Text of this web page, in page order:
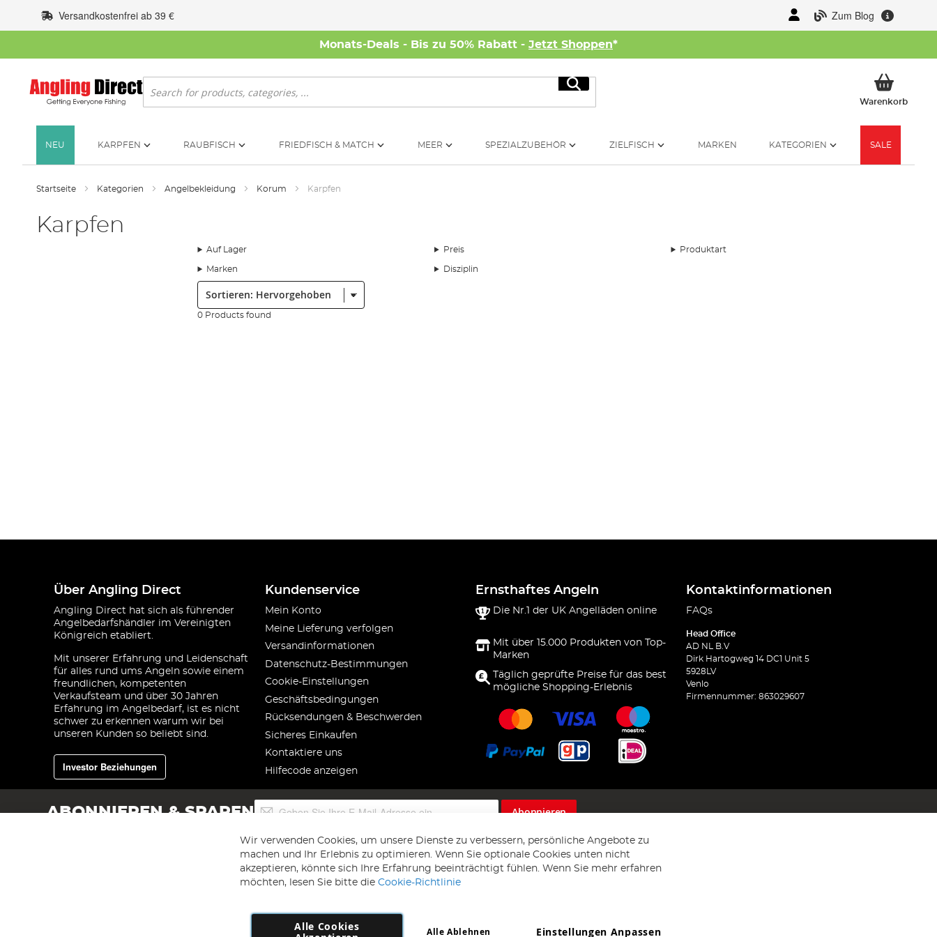
Inhalt
springen
Zum Blog
Versandkostenfrei ab 39 €
Monats-Deals - Bis zu 50% Rabatt - Jetzt Shoppen*
Suche
Suche
WarenkorbMein
NEU KARPFEN RAUBFISCH FRIEDFISCH & MATCH MEER SPEZIALZUBEHÖR ZIELFISCH MARKEN KATEGORIEN SALE
Startseite Kategorien Angelbekleidung Korum Karpfen
Karpfen
Auf Lager Preis Produktart
Marken Disziplin
Sortieren:
0 Products found
Über Angling Direct
Angling Direct hat sich als führender
Angelbedarfshändler im Vereinigten
Königreich etabliert.
Mit unserer Erfahrung und Leidenschaft
für alles rund ums Angeln sowie einem
freundlichen, kompetenten
Verkaufsteam und über 30 Jahren
Erfahrung im Angelbedarf, ist es nicht
schwer zu erkennen warum wir bei
unseren Kunden so beliebt sind.
Investor Beziehungen
Kundenservice
Mein Konto
Meine Lieferung verfolgen
Versandinformationen
Datenschutz-Bestimmungen
Cookie-Einstellungen
Geschäftsbedingungen
Rücksendungen & Beschwerden
Sicheres Einkaufen
Kontaktiere uns
Hilfecode anzeigen
Ernsthaftes Angeln
Die Nr.1 der UK Angelläden online
Mit über 15.000 Produkten von Top-
Marken
Täglich geprüfte Preise für das best
mögliche Shopping-Erlebnis
Kontaktinformationen
FAQs
Head Office
AD NL B.V
Dirk Hartogweg 14 DC1 Unit 5
5928LV
Venlo
Firmennummer: 863029607
ABONNIEREN & SPAREN
für
unseren
Newsletter
an:
Abonnieren
Copyright 1997 - 2026 AD NL B.V. Alle Rechte vorbehalten.
Wir verwenden Cookies, um unsere Dienste zu verbessern, persönliche Angebote zu
machen und Ihr Erlebnis zu optimieren. Wenn Sie optionale Cookies unten nicht
akzeptieren, könnte sich Ihre Erfahrung beeinträchtigt fühlen. Wenn Sie mehr erfahren
möchten, lesen Sie bitte die Cookie-Richtlinie
Alle Cookies
Einstellungen Anpassen
Alle Ablehnen